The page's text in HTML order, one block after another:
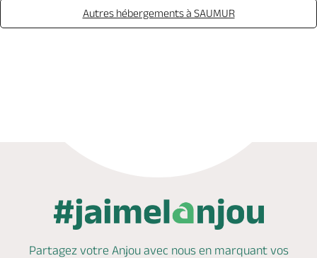
Autres hébergements à SAUMUR
Partagez votre Anjou avec nous en marquantvos